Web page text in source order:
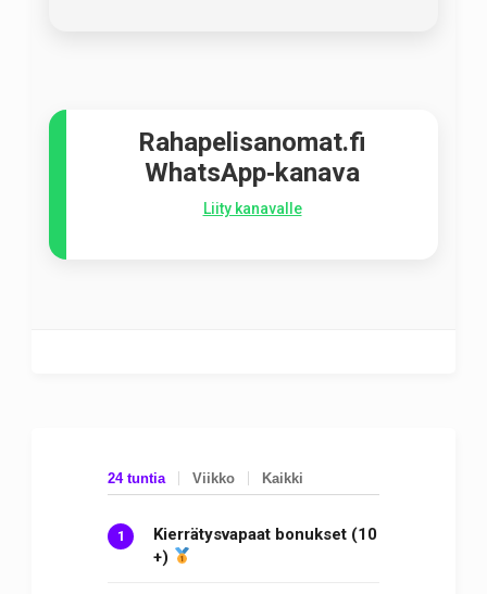
Rahapelisanomat.fi
WhatsApp‑kanava
Liity kanavalle
24 tuntia Viikko Kaikki
Kierrätysvapaat bonukset (10
+)